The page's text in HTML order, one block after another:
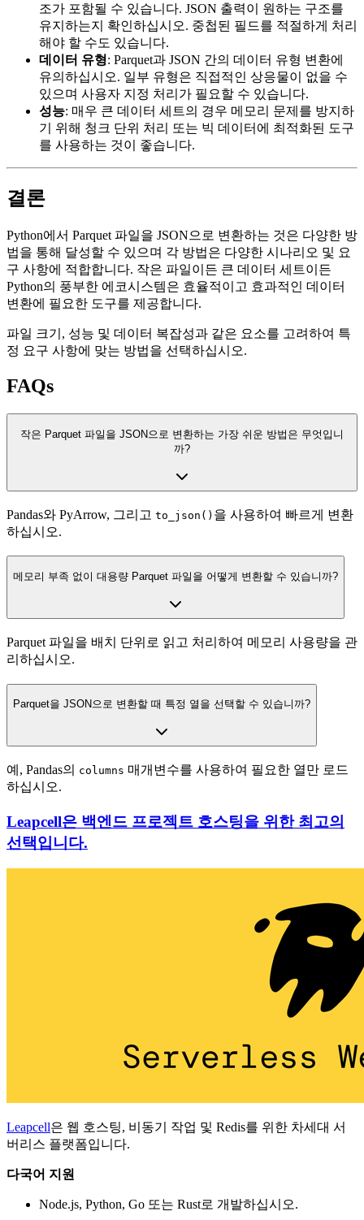
조가 포함될 수 있습니다. JSON 출력이 원하는 구조를
유지하는지 확인하십시오. 중첩된 필드를 적절하게 처리
해야 할 수도 있습니다.
데이터 유형: Parquet과 JSON 간의 데이터 유형 변환에
유의하십시오. 일부 유형은 직접적인 상응물이 없을 수
있으며 사용자 지정 처리가 필요할 수 있습니다.
성능: 매우 큰 데이터 세트의 경우 메모리 문제를 방지하
기 위해 청크 단위 처리 또는 빅 데이터에 최적화된 도구
를 사용하는 것이 좋습니다.
결론
Python에서 Parquet 파일을 JSON으로 변환하는 것은 다양한 방
법을 통해 달성할 수 있으며 각 방법은 다양한 시나리오 및 요
구 사항에 적합합니다. 작은 파일이든 큰 데이터 세트이든
Python의 풍부한 에코시스템은 효율적이고 효과적인 데이터
변환에 필요한 도구를 제공합니다.
파일 크기, 성능 및 데이터 복잡성과 같은 요소를 고려하여 특
정 요구 사항에 맞는 방법을 선택하십시오.
FAQs
작은 Parquet 파일을 JSON으로 변환하는 가장 쉬운 방법은 무엇입니
까?
Pandas와 PyArrow, 그리고 to_json() 을 사용하여 빠르게 변환
하십시오.
메모리 부족 없이 대용량 Parquet 파일을 어떻게 변환할 수 있습니까?
Parquet 파일을 배치 단위로 읽고 처리하여 메모리 사용량을 관
리하십시오.
Parquet을 JSON으로 변환할 때 특정 열을 선택할 수 있습니까?
예, Pandas의 columns 매개변수를 사용하여 필요한 열만 로드
하십시오.
Leapcell은 백엔드 프로젝트 호스팅을 위한 최고의
선택입니다.
Leapcell은 웹 호스팅, 비동기 작업 및 Redis를 위한 차세대 서
버리스 플랫폼입니다.
다국어 지원
Node.js, Python, Go 또는 Rust로 개발하십시오.